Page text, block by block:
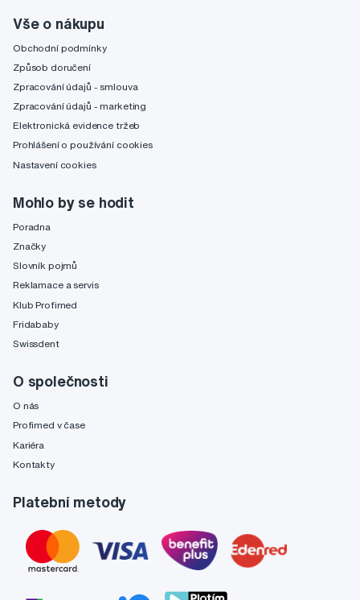
Vše o nákupu
Obchodní podmínky
Způsob doručení
Zpracování údajů - smlouva
Zpracování údajů - marketing
Elektronická evidence tržeb
Prohlášení o používání cookies
Nastavení cookies
Mohlo by se hodit
Poradna
Značky
Slovník pojmů
Reklamace a servis
Klub Profimed
Fridababy
Swissdent
O společnosti
O nás
Profimed v čase
Kariéra
Kontakty
Platební metody